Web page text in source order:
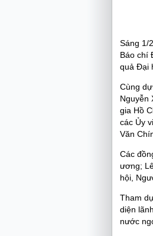
Sáng 1/
Báo chí
quả Đại
Cùng
Nguyễn
gia Hồ
các Ủy
Văn
Các
ương;
hội,
Tham
diện
nước